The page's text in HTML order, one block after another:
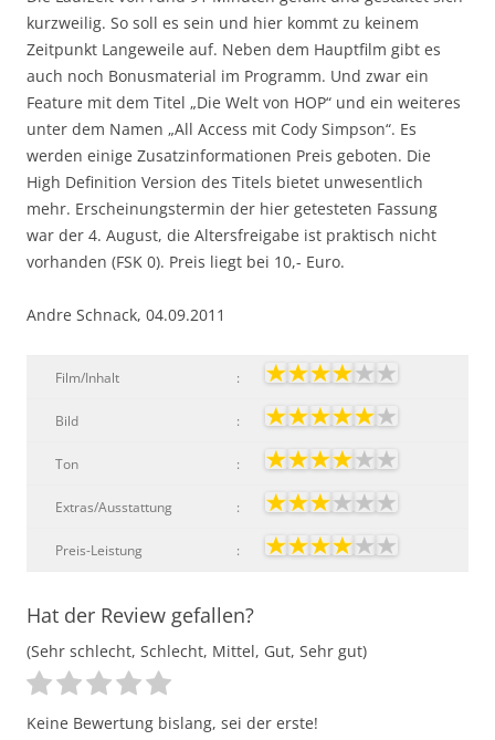
kurzweilig. So soll es sein und hier kommt zu keinem
Zeitpunkt Langeweile auf. Neben dem Hauptfilm gibt es
auch noch Bonusmaterial im Programm. Und zwar ein
Feature mit dem Titel „Die Welt von HOP“ und ein weiteres
unter dem Namen „All Access mit Cody Simpson“. Es
werden einige Zusatzinformationen Preis geboten. Die
High Definition Version des Titels bietet unwesentlich
mehr. Erscheinungstermin der hier getesteten Fassung
war der 4. August, die Altersfreigabe ist praktisch nicht
vorhanden (FSK 0). Preis liegt bei 10,- Euro.
Andre Schnack, 04.09.2011
Film/Inhalt :
Bild :
Ton :
Extras/Ausstattung :
Preis-Leistung :
Hat der Review gefallen?
(Sehr schlecht, Schlecht, Mittel, Gut, Sehr gut)
Keine Bewertung bislang, sei der erste!